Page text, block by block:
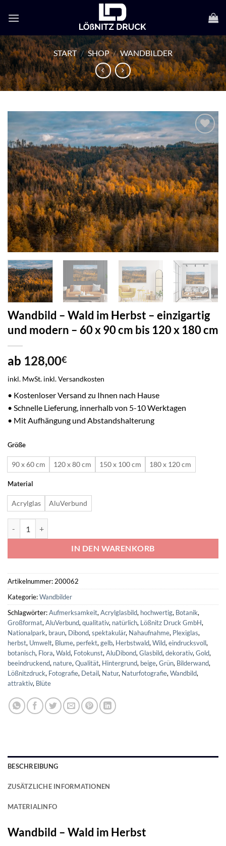
Inhalt
START / SHOP / WANDBILDER
Zur
Wunschliste
hinzufügen
Wandbild – Wald im Herbst – einzigartig
und modern – 60 x 90 cm bis 120 x 180 cm
ab 128,00€
inkl. MwSt. inkl. Versandkosten
• Kostenloser Versand zu Ihnen nach Hause
• Schnelle Lieferung, innerhalb von 5-10 Werktagen
• Mit Aufhängung und Abstandshalterung
Größe
90 x 60 cm 120 x 80 cm 150 x 100 cm 180 x 120 cm
Material
Acrylglas AluVerbund
IN DEN WARENKORB
Artikelnummer:200062
Kategorie:Wandbilder
Schlagwörter:Aufmerksamkeit,Acrylglasbild, hochwertig, Botanik,
Großformat,AluVerbund,qualitativ, natürlich, Lößnitz Druck GmbH,
Nationalpark, braun, Dibond,spektakulär, Nahaufnahme, Plexiglas,
herbst, Umwelt, Blume, perfekt,gelb, Herbstwald,Wild,eindrucksvoll,
botanisch, Flora,Wald, Fotokunst,AluDibond,Glasbild,dekorativ,Gold,
beeindruckend, nature,Qualität, Hintergrund, beige,Grün, Bilderwand,
Lößnitzdruck, Fotografie, Detail, Natur, Naturfotografie,Wandbild,
attraktiv, Blüte
BESCHREIBUNG
ZUSÄTZLICHE INFORMATIONEN
MATERIALINFO
Wandbild – Wald im Herbst